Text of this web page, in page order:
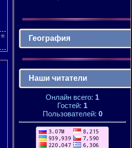
География
Наши читатели
Онлайн всего: 1
Гостей: 1
Пользователей: 0